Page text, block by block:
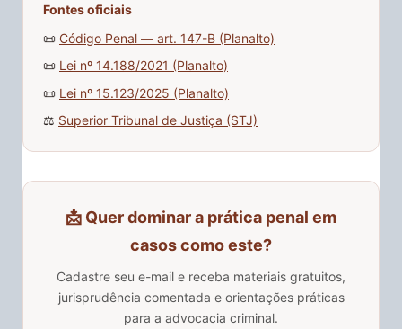
Fontes oficiais
📜 Código Penal — art. 147-B (Planalto)
📜 Lei nº 14.188/2021 (Planalto)
📜 Lei nº 15.123/2025 (Planalto)
⚖️ Superior Tribunal de Justiça (STJ)
📩 Quer dominar a prática penal em
casos como este?
Cadastre seu e-mail e receba materiais gratuitos,
jurisprudência comentada e orientações práticas
para a advocacia criminal.